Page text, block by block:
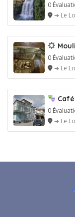
0
➔ Le
0
➔ Le
0
➔ Le